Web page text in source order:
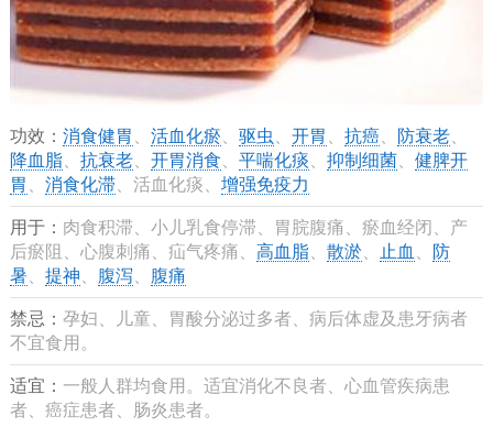
功效： 消食健胃 活血化瘀 驱虫 开胃 抗癌、 防衰老、
降血脂、 抗衰老、 开胃消食 平喘化痰 抑制细菌、 健脾开
胃
消食化滞、活血化痰、 增强免疫力
用于： 肉食积滞、小儿乳食停滞、胃脘腹痛、瘀血经闭、产
后瘀阻、心腹刺痛、疝气疼痛、 高血脂、 散淤、 止血
防
暑、 提神 腹泻、 腹痛
禁忌： 孕妇、儿童、胃酸分泌过多者、病后体虚及患牙病者
不宜食用。
适宜： 一般人群均食用。适宜消化不良者、心血管疾病患
者、癌症患者、肠炎患者。